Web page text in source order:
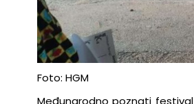
Foto: HGM
Međunarodno poznati festival